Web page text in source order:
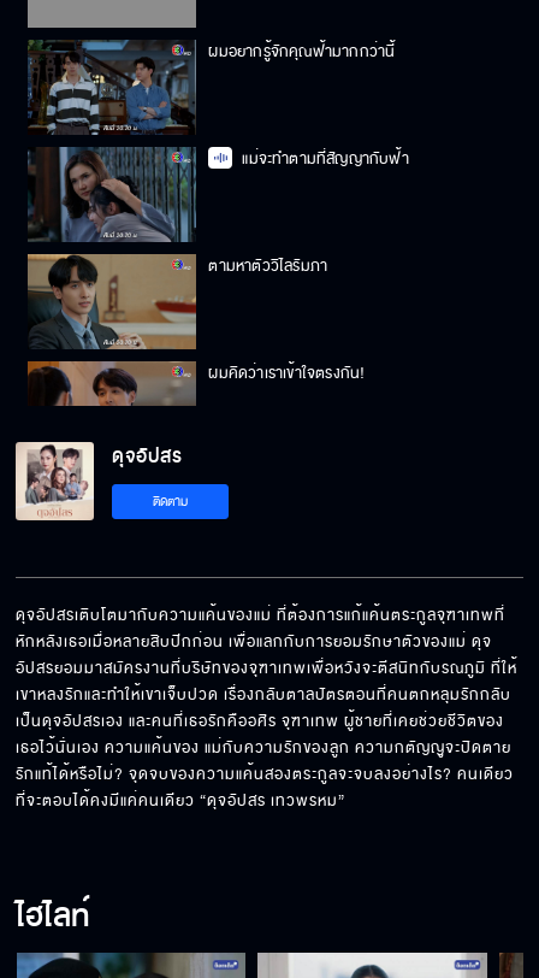
ผมอยากรู้จักคุณฟ้ามากกว่านี้
แม่จะทำตามที่สัญญากับฟ้า
ตามหาตัววิไลรัมภา
ผมคิดว่าเราเข้าใจตรงกัน!
มีเรื่องด่วน
"ดุจอัปสร" เริ่มตอนแรก 22 มิถุนายนนี้
"ดุจอัปสร" เริ่ม 22 มิถุนายนนี้
ดุจอัปสร
ติดตาม
ดุจอัปสรเติบโตมากับความแค้นของแม่ ที่ต้องการแก้แค้นตระกูลจุฑาเทพที่
หักหลังเธอเมื่อหลายสิบปีกก่อน เพื่อแลกกับการยอมรักษาตัวของแม่ ดุจ
อัปสรยอมมาสมัครงานที่บริษัทของจุฑาเทพเพื่อหวังจะตีสนิทกับรณภูมิ ที่ให้
เขาหลงรักและทำให้เขาเจ็บปวด เรื่องกลับตาลปัตรตอนที่คนตกหลุมรักกลับ
เป็นดุจอัปสรเอง และคนที่เธอรักคืออศิร จุฑาเทพ ผู้ชายที่เคยช่วยชีวิตของ
เธอไว้นั่นเอง ความแค้นของ แม่กับความรักของลูก ความกตัญญูจะปิดตาย
รักแท้ได้หรือไม่? จุดจบของความแค้นสองตระกูลจะจบลงอย่างไร? คนเดียว
ที่จะตอบได้คงมีแค่คนเดียว “ดุจอัปสร เทวพรหม”
ไฮไลท์